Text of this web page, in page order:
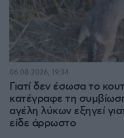
Γιατί δεν έσωσα το
κατέγραφε τη
αγέλη λύκων εξηγεί
είδε άρρωστο
06.08.2026, 19:34